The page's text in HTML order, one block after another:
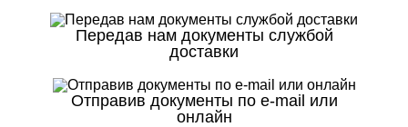
Передав нам документы службой
доставки
Отправив документы по e-mail или
онлайн